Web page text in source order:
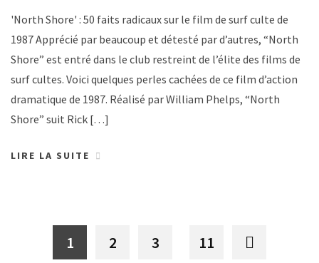
'North Shore' : 50 faits radicaux sur le film de surf culte de
1987 Apprécié par beaucoup et détesté par d’autres, “North
Shore” est entré dans le club restreint de l’élite des films de
surf cultes. Voici quelques perles cachées de ce film d’action
dramatique de 1987. Réalisé par William Phelps, “North
Shore” suit Rick […]
LIRE LA SUITE
1 2 3 11